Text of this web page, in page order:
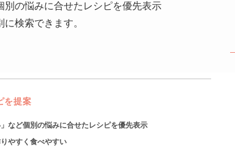
の悩みに合せたレシピを優先表示
検索できます。
を提案
など個別の悩みに合せたレシピを優先表示
やすく食べやすい